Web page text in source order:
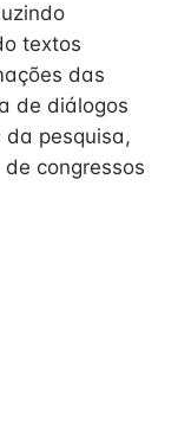
textos
das
de diálogos
da pesquisa,
congressos